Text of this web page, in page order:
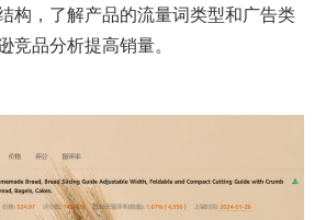
构，了解产品的流量词类型和广告类
竞品分析提高销量。